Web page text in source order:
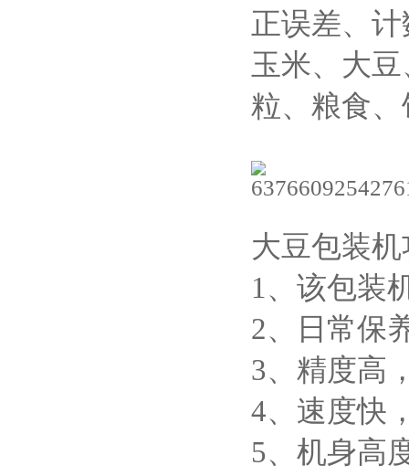
正误差、
玉米、大
粒、粮食
大豆包装
1、该包装
2、日常保
3、精度高
4、速度快
5、机身高